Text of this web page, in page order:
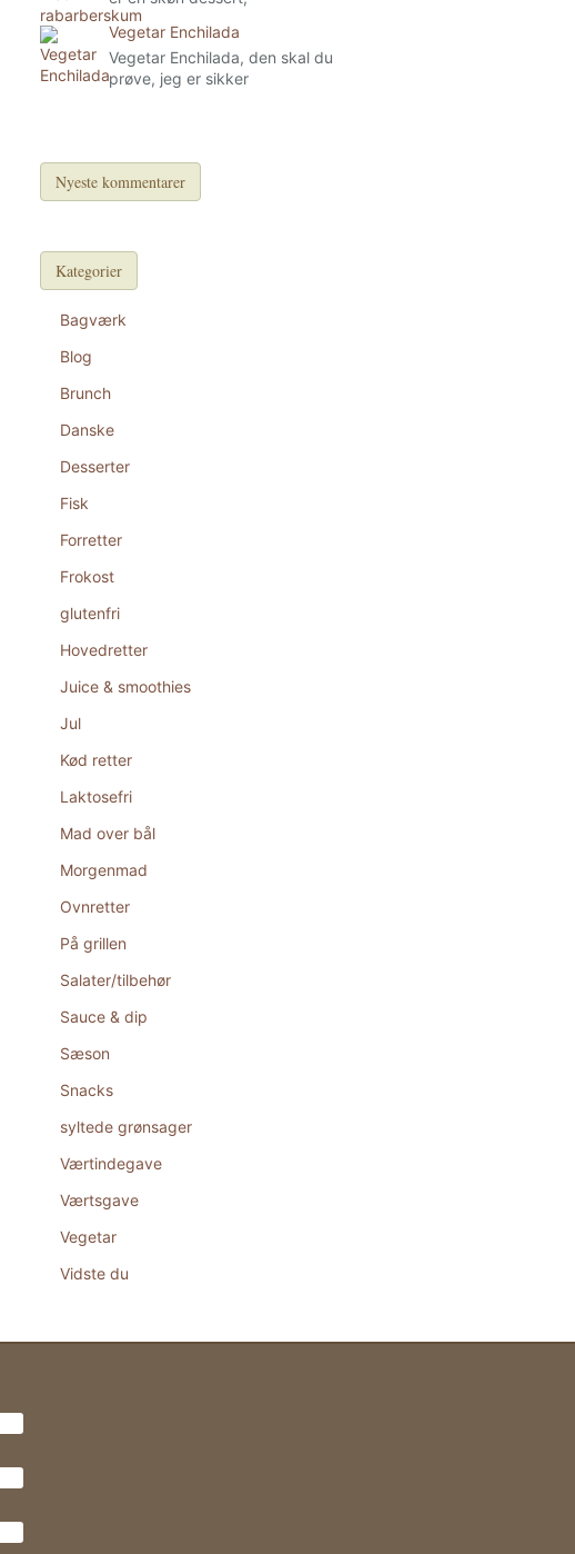
Vegetar Enchilada
Vegetar Enchilada, den skal du
prøve, jeg er sikker
Nyeste kommentarer
Kategorier
Bagværk
Blog
Brunch
Danske
Desserter
Fisk
Forretter
Frokost
glutenfri
Hovedretter
Juice & smoothies
Jul
Kød retter
Laktosefri
Mad over bål
Morgenmad
Ovnretter
På grillen
Salater/tilbehør
Sauce & dip
Sæson
Snacks
syltede grønsager
Værtindegave
Værtsgave
Vegetar
Vidste du